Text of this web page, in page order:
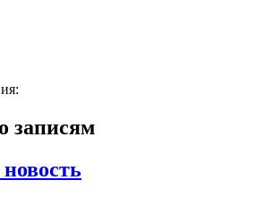
записям